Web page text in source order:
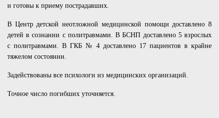
и готовы к приему пострадавших.
В Центр детской неотложной медицинской помощи доставлено 8
детей в сознании с политравмами. В БСНП доставлено 5 взрослых
с политравмами. В ГКБ № 4 доставлено 17 пациентов в крайне
тяжелом состоянии.
Задействованы все психологи из медицинских организаций.
Точное число погибших уточняется.